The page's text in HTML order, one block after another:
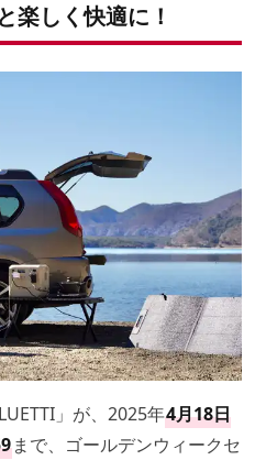
楽しく快適に！
」が、2025年4月18日
まで、ゴールデンウィークセ